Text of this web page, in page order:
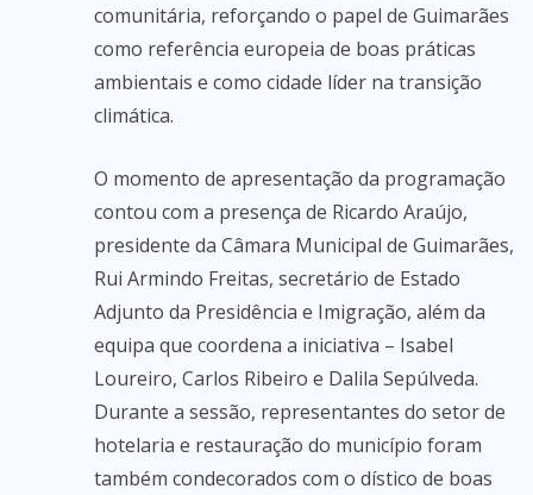
comunitária, reforçando o papel de Guimarães
como referência europeia de boas práticas
ambientais e como cidade líder na transição
climática.
O momento de apresentação da programação
contou com a presença de Ricardo Araújo,
presidente da Câmara Municipal de Guimarães,
Rui Armindo Freitas, secretário de Estado
Adjunto da Presidência e Imigração, além da
equipa que coordena a iniciativa – Isabel
Loureiro, Carlos Ribeiro e Dalila Sepúlveda.
Durante a sessão, representantes do setor de
hotelaria e restauração do município foram
também condecorados com o dístico de boas